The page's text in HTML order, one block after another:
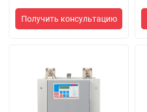
Получить консультацию